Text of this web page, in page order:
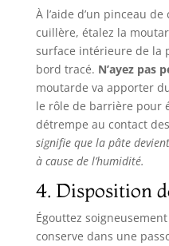
À l’aide d’un pinceau
cuillère, étalez la
surface intérieure de la
bord tracé. N’ayez pas
moutarde va apporter
le rôle de barrière pour
détrempe au contact
signifie que la pâte
à cause de l’humidité.
4. Disposition
Égouttez
conserve dans une